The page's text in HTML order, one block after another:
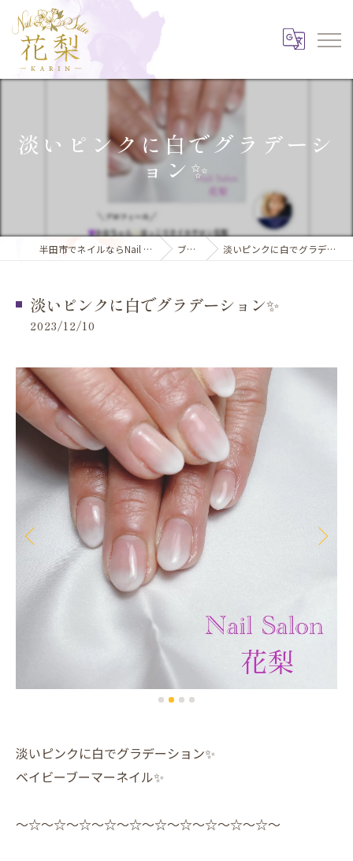
淡いピンクに白でグラデーシ
ョン✨️
半田市でネイルならNail Salon 花梨 ブログ 淡いピンクに白でグラデーション✨️
淡いピンクに白でグラデーション✨️
2023/12/10
淡いピンクに白でグラデーション✨️
ベイビーブーマーネイル✨
〜☆〜☆〜☆〜☆〜☆〜☆〜☆〜☆〜☆〜☆〜